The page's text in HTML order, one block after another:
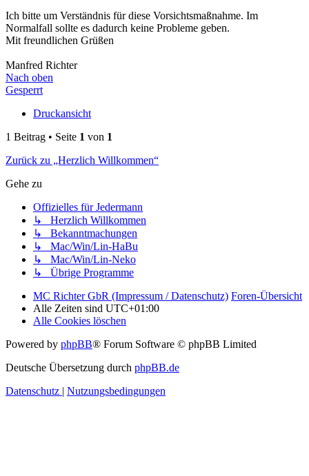
Ich bitte um Verständnis für diese Vorsichtsmaßnahme. Im
Normalfall sollte es dadurch keine Probleme geben.
Mit freundlichen Grüßen
Manfred Richter
Nach oben
Gesperrt
Druckansicht
1 Beitrag • Seite 1 von 1
Zurück zu „Herzlich Willkommen“
Gehe zu
Offizielles für Jedermann
↳ Herzlich Willkommen
↳ Bekanntmachungen
↳ Mac/Win/Lin-HaBu
↳ Mac/Win/Lin-Neko
↳ Übrige Programme
MC Richter GbR (Impressum / Datenschutz) Foren-Übersicht
Alle Zeiten sind UTC+01:00
Alle Cookies löschen
Powered by phpBB® Forum Software © phpBB Limited
Deutsche Übersetzung durch phpBB.de
Datenschutz | Nutzungsbedingungen